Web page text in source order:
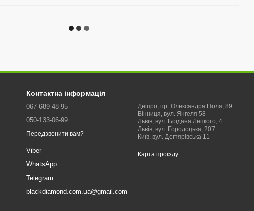
Контактна інформація
067-689-48-95
050-133-06-99
Передзвонити вам?
Viber
WhatsApp
Telegram
blackdiamond.com.ua@gmail.com
Дніпро, пр. Олександра Поля, 89
Вінниця, вул. Янгеля 58
Львів, вул. Богдана Лепкого, 4
Львів, вул. Городоцька, 207
Київ, вул. Дегтярівська 11
Карта проїзду